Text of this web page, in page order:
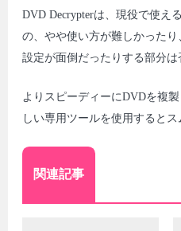
DVD Decrypterは、現役で使え
の、やや使い方が難しかった
設定が面倒だったりする部分は
よりスピーディーにDVDを複
しい専用ツールを使用するとス
関連記事